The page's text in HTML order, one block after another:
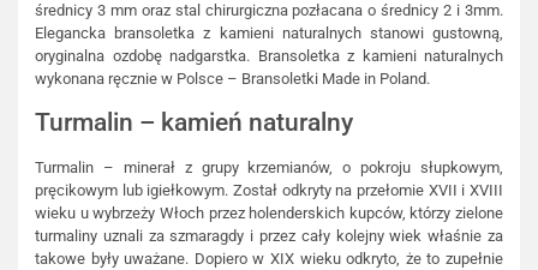
średnicy 3 mm oraz stal chirurgiczna pozłacana o średnicy 2 i 3mm.
Elegancka bransoletka z kamieni naturalnych stanowi gustowną,
oryginalna ozdobę nadgarstka. Bransoletka z kamieni naturalnych
wykonana ręcznie w Polsce – Bransoletki Made in Poland.
Turmalin – kamień naturalny
Turmalin – minerał z grupy krzemianów, o pokroju słupkowym,
pręcikowym lub igiełkowym. Został odkryty na przełomie XVII i XVIII
wieku u wybrzeży Włoch przez holenderskich kupców, którzy zielone
turmaliny uznali za szmaragdy i przez cały kolejny wiek właśnie za
takowe były uważane. Dopiero w XIX wieku odkryto, że to zupełnie